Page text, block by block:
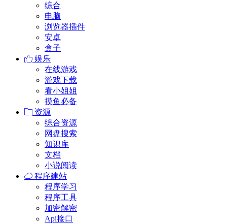
综合
电脑
浏览器插件
安卓
盒子
娱乐
在线游戏
游戏下载
看小姐姐
摸鱼必备
资源
综合资源
网盘搜索
知识库
文档
小说阅读
程序建站
程序学习
程序工具
加密解密
Api接口